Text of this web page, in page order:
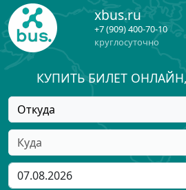
xbus.ru
+7 (909) 400-70-10
круглосуточно
КУПИТЬ БИЛЕТ
Откуда
Куда